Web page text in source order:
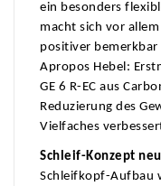
ein besonders
macht sich vor
positiver bemerkbar
Apropos Hebel:
GE 6 R-EC aus
Reduzierung des
Vielfaches
Schleif-Konzept
Schleifkopf-Aufbau